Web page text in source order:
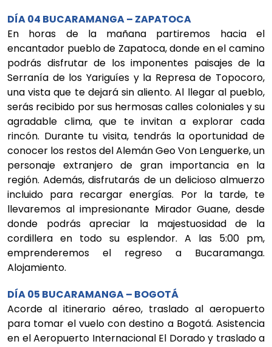
DÍA 04 BUCARAMANGA – ZAPATOCA
En horas de la mañana partiremos hacia el
encantador pueblo de Zapatoca, donde en el camino
podrás disfrutar de los imponentes paisajes de la
Serranía de los Yariguíes y la Represa de Topocoro,
una vista que te dejará sin aliento. Al llegar al pueblo,
serás recibido por sus hermosas calles coloniales y su
agradable clima, que te invitan a explorar cada
rincón. Durante tu visita, tendrás la oportunidad de
conocer los restos del Alemán Geo Von Lenguerke, un
personaje extranjero de gran importancia en la
región. Además, disfrutarás de un delicioso almuerzo
incluido para recargar energías. Por la tarde, te
llevaremos al impresionante Mirador Guane, desde
donde podrás apreciar la majestuosidad de la
cordillera en todo su esplendor. A las 5:00 pm,
emprenderemos el regreso a Bucaramanga.
Alojamiento.
DÍA 05 BUCARAMANGA – BOGOTÁ
Acorde al itinerario aéreo, traslado al aeropuerto
para tomar el vuelo con destino a Bogotá. Asistencia
en el Aeropuerto Internacional El Dorado y traslado a